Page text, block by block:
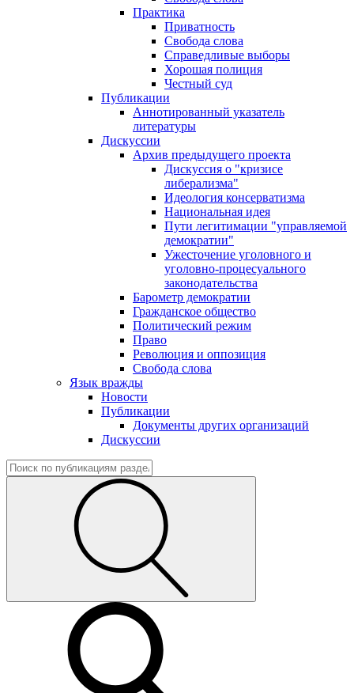
Практика
Приватность
Свобода слова
Справедливые выборы
Хорошая полиция
Честный суд
Публикации
Аннотированный указатель
литературы
Дискуссии
Архив предыдущего проекта
Дискуссия о "кризисе
либерализма"
Идеология консерватизма
Национальная идея
Пути легитимации "управляемой
демократии"
Ужесточение уголовного и
уголовно-процесуального
законодательства
Барометр демократии
Гражданское общество
Политический режим
Право
Революция и оппозиция
Свобода слова
Язык вражды
Новости
Публикации
Документы других организаций
Дискуссии